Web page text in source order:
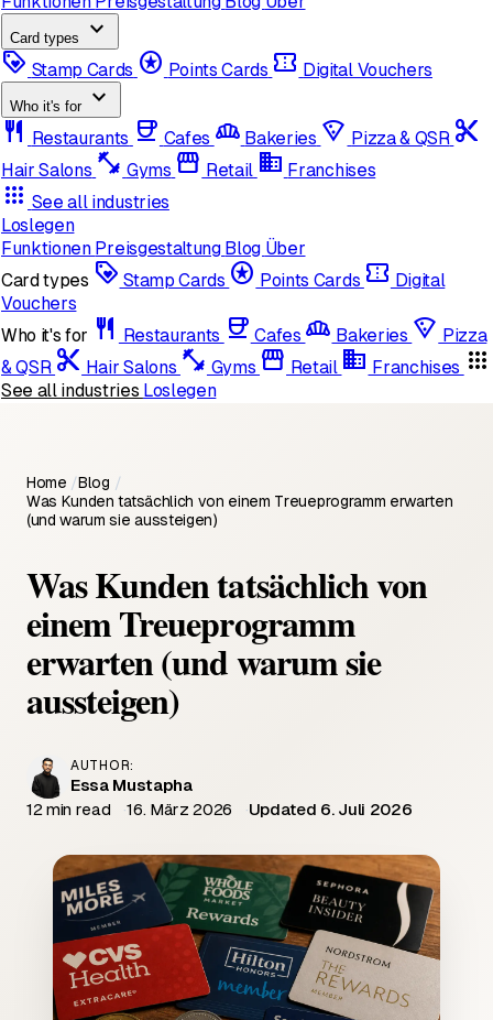
Card types
expand_more
loyalty Stamp Cards stars Points Cards confirmation_number Digital Vouchers
Who it's for expand_more
restaurant Restaurants coffee Cafes bakery_dining Bakeries local_pizza Pizza & QSR content_cut
Hair Salons fitness_center Gyms storefront Retail domain Franchises
apps See all industries
Loslegen
Funktionen Preisgestaltung Blog Über
Card types loyalty Stamp Cards stars Points Cards confirmation_number Digital
Vouchers
Who it's for restaurant Restaurants coffee Cafes bakery_dining Bakeries local_pizza Pizza
& QSR content_cut Hair Salons fitness_center Gyms storefront Retail domain Franchises apps
See all industries Loslegen
Home /Blog /
Was Kunden tatsächlich von einem Treueprogramm erwarten
(und warum sie aussteigen)
Was Kunden tatsächlich von
einem Treueprogramm
erwarten (und warum sie
aussteigen)
AUTHOR:
Essa Mustapha
12 min read
16. März 2026 Updated 6. Juli 2026